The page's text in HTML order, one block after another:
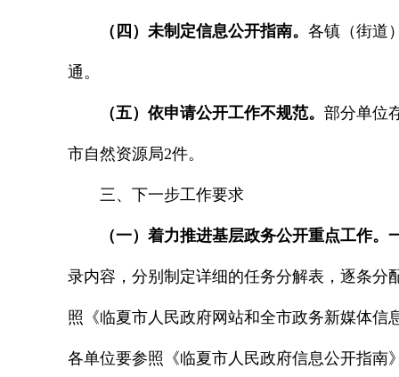
（四）未制定信息公开指南。 各镇（街道
通。
（五）依申请公开工作不规范。 部分单位
市自然资源局2件。
三、下一步工作要求
（一）着力推进基层政务公开重点工作。
录内容，分别制定详细的任务分解表，逐条分
照《临夏市人民政府网站和全市政务新媒体
各单位要参照《临夏市人民政府信息公开指南